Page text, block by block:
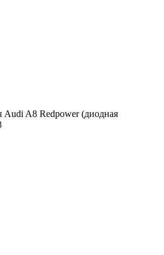
Audi A8 Redpower (диодная